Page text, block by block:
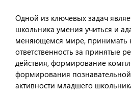
Одной из ключевых задач
школьника умения учиться и
меняющемся мире, принимать
ответственность за принятые
действия, формирование
формирования
активности младшего